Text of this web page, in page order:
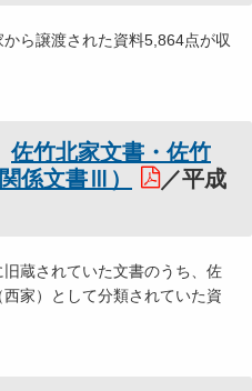
ら譲渡された資料5,864点が収
佐竹北家文書・佐竹
係文書Ⅲ）
／平成
蔵されていた文書のうち、佐
家）として分類されていた資